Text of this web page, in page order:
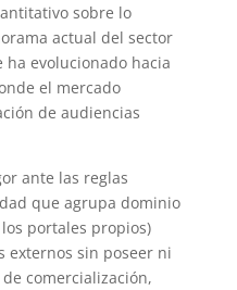
sobre lo
actual del sector
ha evolucionado hacia
el mercado
de audiencias
ante las reglas
que agrupa dominio
portales propios)
externos sin poseer ni
comercialización,